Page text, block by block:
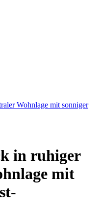
Wohnlage mit sonniger
in ruhiger
mit